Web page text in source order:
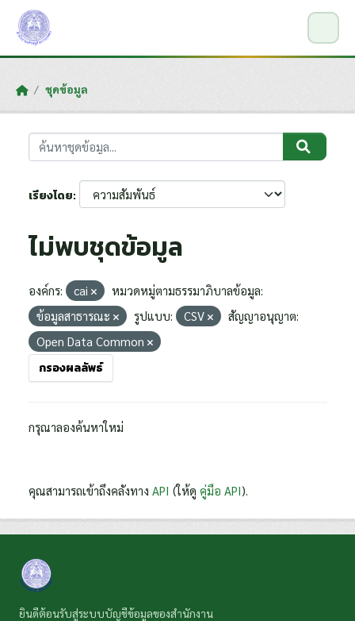
Skip to main content
ชุดข้อมูล
เรียงโดย
ไม่พบชุดข้อมูล
องค์กร: cai
หมวดหมู่ตามธรรมาภิบาลข้อมูล:
ข้อมูลสาธารณะ
รูปแบบ: CSV
สัญญาอนุญาต:
Open Data Common
กรองผลลัพธ์
กรุณาลองค้นหาใหม่
คุณสามารถเข้าถึงคลังทาง API (ให้ดู คู่มือ API).
ยินดีต้อนรับสู่ระบบบัญชีข้อมูลของสำนักงาน